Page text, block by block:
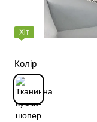
Хіт
Колір